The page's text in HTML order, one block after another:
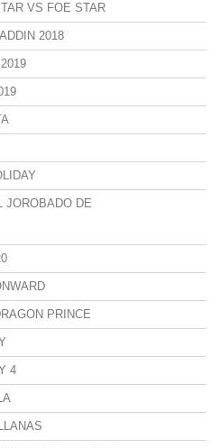
VS FOE STAR
2018
JOROBADO DE
PRINCE
4